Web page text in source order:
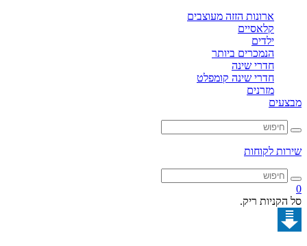
ארונות הזזה מעוצבים
קלאסיים
ילדים
הנמכרים ביותר
חדרי שינה
חדרי שינה קומפלט
מזרנים
מבצעים
שירות לקוחות
0
סל הקניות ריק.